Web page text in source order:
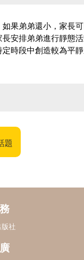
果弟弟還小，家長
安排弟弟進行靜態活
時段中創造較為平
題
社